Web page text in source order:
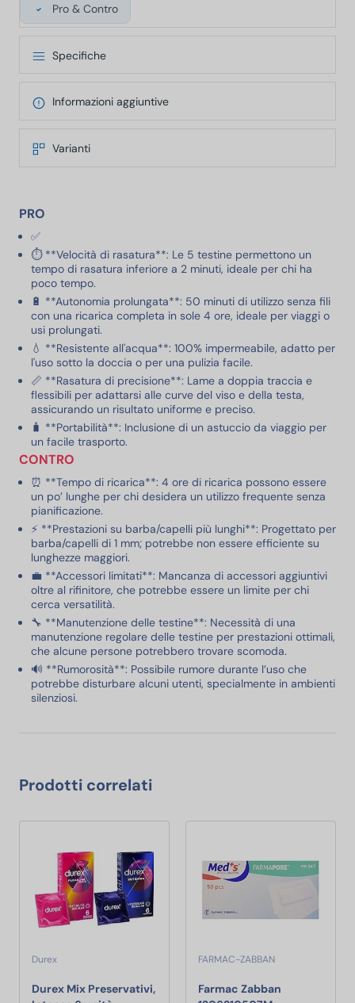
Pro & Contro
Specifiche
Informazioni aggiuntive
Varianti
PRO
✅
⏱️ **Velocità di rasatura**: Le 5 testine permettono un
tempo di rasatura inferiore a 2 minuti, ideale per chi ha
poco tempo.
🔋 **Autonomia prolungata**: 50 minuti di utilizzo senza fili
con una ricarica completa in sole 4 ore, ideale per viaggi o
usi prolungati.
💧 **Resistente all'acqua**: 100% impermeabile, adatto per
l'uso sotto la doccia o per una pulizia facile.
📏 **Rasatura di precisione**: Lame a doppia traccia e
flessibili per adattarsi alle curve del viso e della testa,
assicurando un risultato uniforme e preciso.
🧳 **Portabilità**: Inclusione di un astuccio da viaggio per
un facile trasporto.
CONTRO
⏰ **Tempo di ricarica**: 4 ore di ricarica possono essere
un po’ lunghe per chi desidera un utilizzo frequente senza
pianificazione.
⚡ **Prestazioni su barba/capelli più lunghi**: Progettato per
barba/capelli di 1 mm; potrebbe non essere efficiente su
lunghezze maggiori.
💼 **Accessori limitati**: Mancanza di accessori aggiuntivi
oltre al rifinitore, che potrebbe essere un limite per chi
cerca versatilità.
🔧 **Manutenzione delle testine**: Necessità di una
manutenzione regolare delle testine per prestazioni ottimali,
che alcune persone potrebbero trovare scomoda.
🔊 **Rumorosità**: Possibile rumore durante l’uso che
potrebbe disturbare alcuni utenti, specialmente in ambienti
silenziosi.
Prodotti correlati
Durex
Durex Mix Preservativi,
FARMAC-ZABBAN
Farmac Zabban